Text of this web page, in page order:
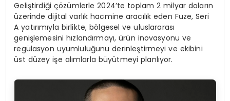
Geliştirdiği çözümlerle 2024’te toplam 2 milyar doların
üzerinde dijital varlık hacmine aracılık eden Fuze, Seri
A yatırımıyla birlikte, bölgesel ve uluslararası
genişlemesini hızlandırmayı, ürün inovasyonu ve
regülasyon uyumluluğunu derinleştirmeyi ve ekibini
üst düzey işe alımlarla büyütmeyi planlıyor.